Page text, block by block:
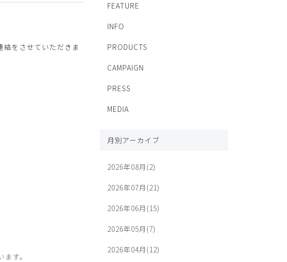
をさせていただきま
す。
FEATURE
INFO
PRODUCTS
CAMPAIGN
PRESS
MEDIA
月別アーカイブ
2026年08月(2)
2026年07月(21)
2026年06月(15)
2026年05月(7)
2026年04月(12)